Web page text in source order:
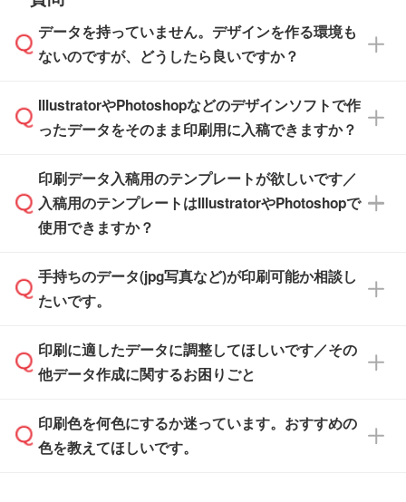
ル」に注文予定日をご入力いただくと、おおよ
その締切日や出荷目安をご確認いただけます。
品が決まりましたらお早めのご発注をお願いい
たします。
※土日祝日を除く営業日換算です。
※沖縄・離島は追加日数がかかります。
品ページにてご確認ください
【袋入り】 商品がひとつずつ袋に入っていま
す。(透明袋、デザイン袋など)
【個包装なし】 個包装がされていない状態で
※化粧箱から白箱への入れ替えや、オリジナル
箱の作成は原則承っておりません。
ださい。
データを持っていません。デザインを作る環境も
ないのですが、どうしたら良いですか？
無料の「デザインシミュレーター」を使えば、
PCやスマホから簡単にデザインを作成できま
ザインソフトがなくても安心です。
また、「データ作成サービス
せいただければ、弊社にて無料でデザインデー
タを1点作成いたします。
IllustratorやPhotoshopなどのデザインソフトで作
ったデータをそのまま印刷用に入稿できますか？
IllustratorやPhotoshop、CLIP STUDIOなどのデ
ザインソフトでこだわりのデザインを作成した
い方は、完全データ入稿
積・ご注文フォームにアップロードしてご入稿
ください。
ご入稿後は経験豊富なスタッフがデータに不備
がないかチェックし、お客様と確認してから印
刷に進みますので、ご安心ください。
印刷データ入稿用のテンプレートが欲しいです／
入稿用のテンプレートはIllustratorやPhotoshopで
使用できますか？
一部商品は入稿用テンプレートのご用意があり
ます。各商品ページの『印刷方法・テンプレー
入稿用のテンプレートはPDF形式ですが、
IllustratorやPhotoshopで開いてご利用いただけ
方」をご確認ください。
手持ちのデータ(jpg写真など)が印刷可能か相談し
たいです。
印刷に適したデータ・解像度かどうか、担当ス
タッフが事前に確認いたします。
ムへ添付いただくか、担当スタッフ宛にメール
でお送りください。
印刷に適したデータに調整してほしいです／その
他データ作成に関するお困りごと
データ作成でお困りの際には、担当スタッフが
サポートいたしますのでお気軽にご相談くださ
印刷色を何色にするか迷っています。おすすめの
色を教えてほしいです。